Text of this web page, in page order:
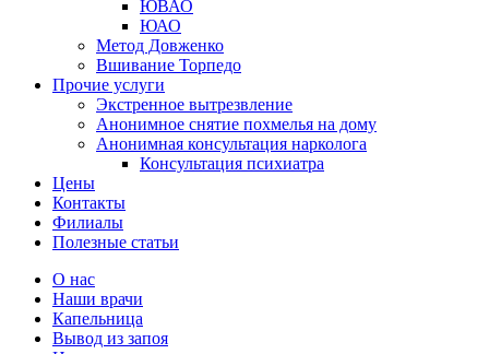
ЮВАО
ЮАО
Метод Довженко
Вшивание Торпедо
Прочие услуги
Экстренное вытрезвление
Анонимное снятие похмелья на дому
Анонимная консультация нарколога
Консультация психиатра
Цены
Контакты
Филиалы
Полезные статьи
О нас
Наши врачи
Капельница
Вывод из запоя